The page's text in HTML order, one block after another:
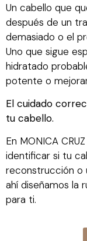
Un cabello que
después de un
demasiado o el
Uno que sigue
hidratado
potente o
El cuidado
tu cabello.
En MONICA
identificar si tu
reconstrucción o
ahí diseñamos la
para ti.